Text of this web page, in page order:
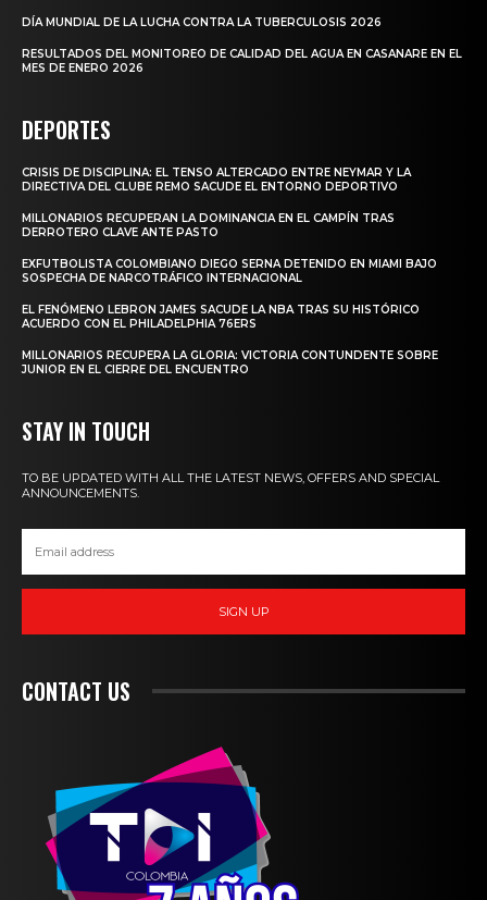
DÍA MUNDIAL DE LA LUCHA CONTRA LA TUBERCULOSIS 2026
RESULTADOS DEL MONITOREO DE CALIDAD DEL AGUA EN CASANARE EN EL
MES DE ENERO 2026
DEPORTES
CRISIS DE DISCIPLINA: EL TENSO ALTERCADO ENTRE NEYMAR Y LA
DIRECTIVA DEL CLUBE REMO SACUDE EL ENTORNO DEPORTIVO
MILLONARIOS RECUPERAN LA DOMINANCIA EN EL CAMPÍN TRAS
DERROTERO CLAVE ANTE PASTO
EXFUTBOLISTA COLOMBIANO DIEGO SERNA DETENIDO EN MIAMI BAJO
SOSPECHA DE NARCOTRÁFICO INTERNACIONAL
EL FENÓMENO LEBRON JAMES SACUDE LA NBA TRAS SU HISTÓRICO
ACUERDO CON EL PHILADELPHIA 76ERS
MILLONARIOS RECUPERA LA GLORIA: VICTORIA CONTUNDENTE SOBRE
JUNIOR EN EL CIERRE DEL ENCUENTRO
STAY IN TOUCH
TO BE UPDATED WITH ALL THE LATEST NEWS, OFFERS AND SPECIAL
ANNOUNCEMENTS.
SIGN UP
CONTACT US